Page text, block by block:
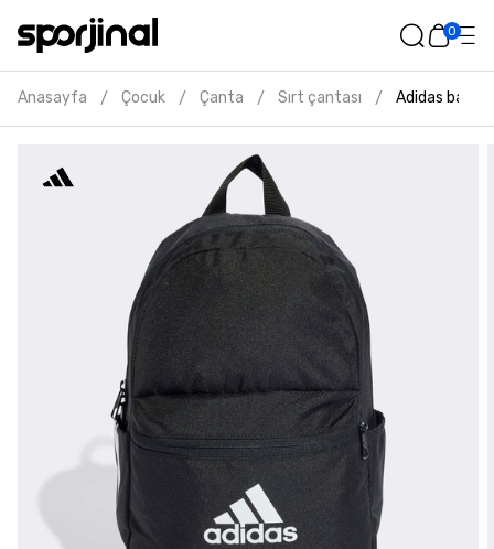
0
Anasayfa / Çocuk / Çanta / Sırt çantası / Adidas